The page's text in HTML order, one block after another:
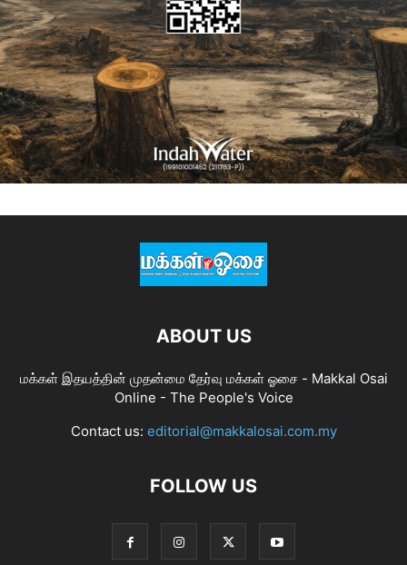
ABOUT US
மக்கள் இதயத்தின் முதன்மை தேர்வு மக்கள் ஓசை - Makkal Osai
Online - The People's Voice
Contact us: editorial@makkalosai.com.my
FOLLOW US